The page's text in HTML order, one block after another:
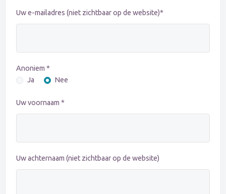
Uw e-mailadres (niet zichtbaar op de website)*
Anoniem *
Ja
Nee
Uw voornaam *
Uw achternaam (niet zichtbaar op de website)